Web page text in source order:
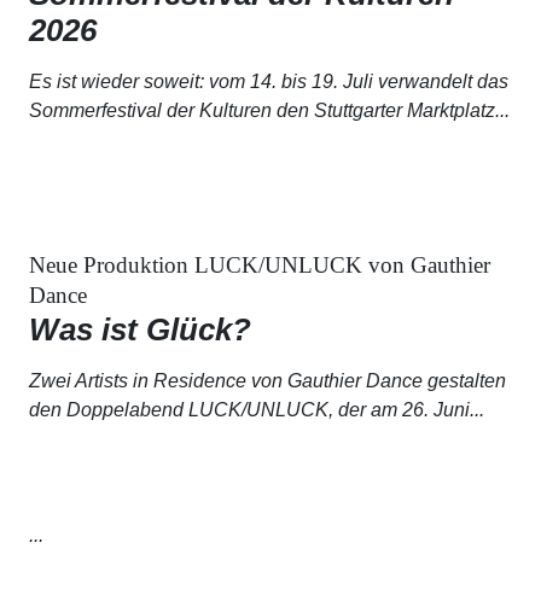
2026
Es ist wieder soweit: vom 14. bis 19. Juli verwandelt das
Sommerfestival der Kulturen den Stuttgarter Marktplatz...
Neue Produktion LUCK/UNLUCK von Gauthier
Dance
Was ist Glück?
Zwei Artists in Residence von Gauthier Dance gestalten
den DoppelabendLUCK/UNLUCK, der am 26. Juni...
...